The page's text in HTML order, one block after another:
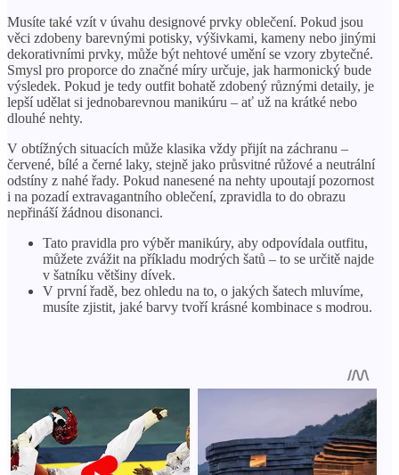
Musíte také vzít v úvahu designové prvky oblečení. Pokud jsou
věci zdobeny barevnými potisky, výšivkami, kameny nebo jinými
dekorativními prvky, může být nehtové umění se vzory zbytečné.
Smysl pro proporce do značné míry určuje, jak harmonický bude
výsledek. Pokud je tedy outfit bohatě zdobený různými detaily, je
lepší udělat si jednobarevnou manikúru – ať už na krátké nebo
dlouhé nehty.
V obtížných situacích může klasika vždy přijít na záchranu –
červené, bílé a černé laky, stejně jako průsvitné růžové a neutrální
odstíny z nahé řady. Pokud nanesené na nehty upoutají pozornost
i na pozadí extravagantního oblečení, zpravidla to do obrazu
nepřináší žádnou disonanci.
Tato pravidla pro výběr manikúry, aby odpovídala outfitu,
můžete zvážit na příkladu modrých šatů – to se určitě najde
v šatníku většiny dívek.
V první řadě, bez ohledu na to, o jakých šatech mluvíme,
musíte zjistit, jaké barvy tvoří krásné kombinace s modrou.